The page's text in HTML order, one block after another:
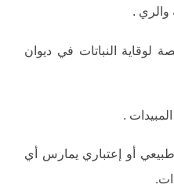
والري .
لوقاية النباتات في ديوان
المبيدات .
أو إعتباري يمارس أي